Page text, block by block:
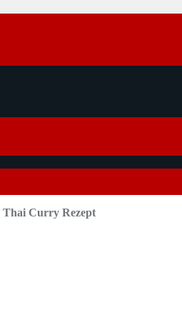
Thai Curry Rezept